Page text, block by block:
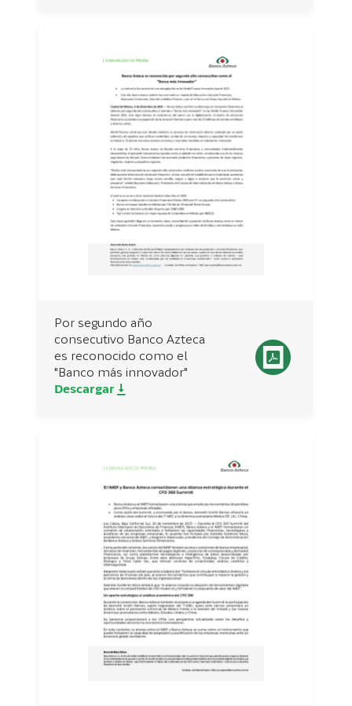
Por segundo año
consecutivo Banco Azteca
es reconocido como el
"Banco más innovador"
Descargar